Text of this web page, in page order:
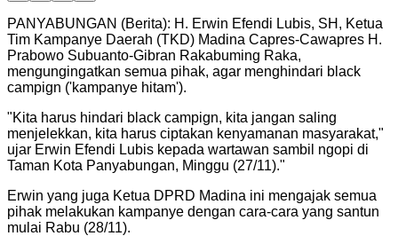
PANYABUNGAN (Berita): H. Erwin Efendi Lubis, SH, Ketua
Tim Kampanye Daerah (TKD) Madina Capres-Cawapres H.
Prabowo Subuanto-Gibran Rakabuming Raka,
mengungingatkan semua pihak, agar menghindari black
campign ('kampanye hitam').
"Kita harus hindari black campign, kita jangan saling
menjelekkan, kita harus ciptakan kenyamanan masyarakat,"
ujar Erwin Efendi Lubis kepada wartawan sambil ngopi di
Taman Kota Panyabungan, Minggu (27/11)."
Erwin yang juga Ketua DPRD Madina ini mengajak semua
pihak melakukan kampanye dengan cara-cara yang santun
mulai Rabu (28/11).